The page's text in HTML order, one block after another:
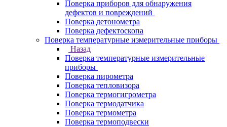
Поверка приборов для обнаружения
дефектов и повреждений
Поверка детонометра
Поверка дефектоскопа
Поверка температурные измерительные приборы
Назад
Поверка температурные измерительные
приборы
Поверка пирометра
Поверка тепловизора
Поверка термогигрометра
Поверка термодатчика
Поверка термометра
Поверка термоподвески